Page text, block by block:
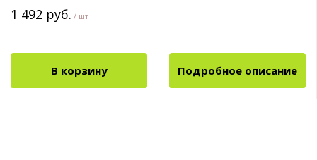
1 492 руб. / шт
В корзину Подробное описание